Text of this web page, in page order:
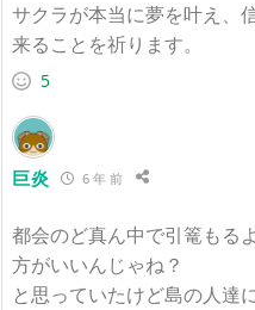
サクラが本当に夢を叶え、
来ることを祈ります。
5
巨炎 6 年 前
都会のど真ん中で引篭もる
方がいいんじゃね？
と思っていたけど島の人達